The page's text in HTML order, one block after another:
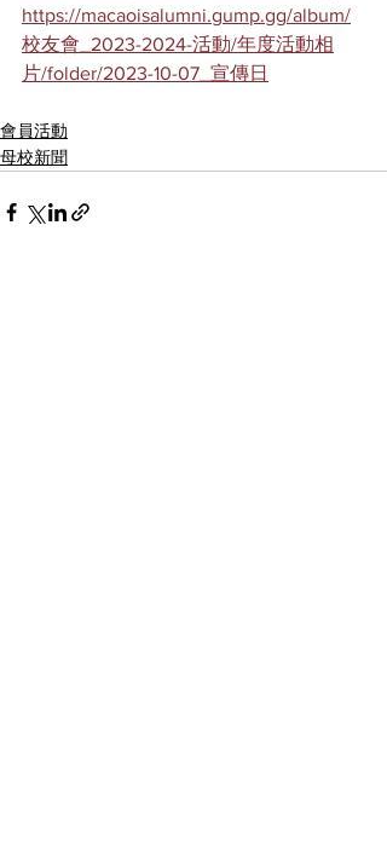
https://macaoisalumni.gump.gg/album/
校友會_2023-2024-活動/年度活動相
片/folder/2023-10-07_宣傳日
會員活動
母校新聞